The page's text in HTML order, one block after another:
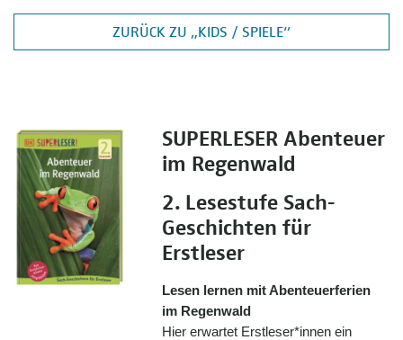
ZURÜCK ZU „KIDS / SPIELE“
SUPERLESER Abenteuer
im Regenwald
2. Lesestufe Sach-
Geschichten für
Erstleser
Lesen lernen mit Abenteuerferien
im Regenwald
Hier erwartet Erstleser*innen ein